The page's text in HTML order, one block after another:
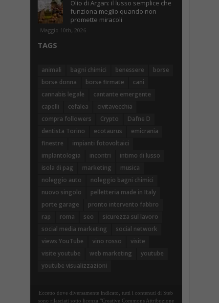
Olio di Argan: il lusso semplice che
funziona meglio quando non
promette miracoli
Maggio 10th, 2026
TAGS
animali bagni chimici benessere
borse
borse donna
borse firmate
cani
cannabis legale
cantante emergente
capelli
cefalea
civitavecchia
compra followers
Crypto
Dafne D
dentista Torino
ecotaurus
emicrania
finestre
impianti fotovoltaici
implantologia
incontri
intimo di lusso
isola di pag
marketing
musica
noleggio auto
noleggio bagni chimici
nuovo singolo
pelletteria made in Italy
porte garage
pronto intervento fabbro
rap
roma seo
sicurezza sul lavoro
social media marketing
social network
views YouTube
vino rosso
visite
visite youtube
web marketing
youtube
youtube visualizzazioni
Eccetto dove diversamente indicato, tutti i contenuti di Steb
sono rilasciati sotto licenza "Creative Commons Attribuzione